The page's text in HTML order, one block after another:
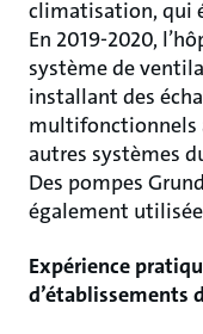
climatisation, qui
En 2019-2020,
système de
installant des
multifonctionnels
autres systèmes
Des pompes
également
Expérience
d’établissements